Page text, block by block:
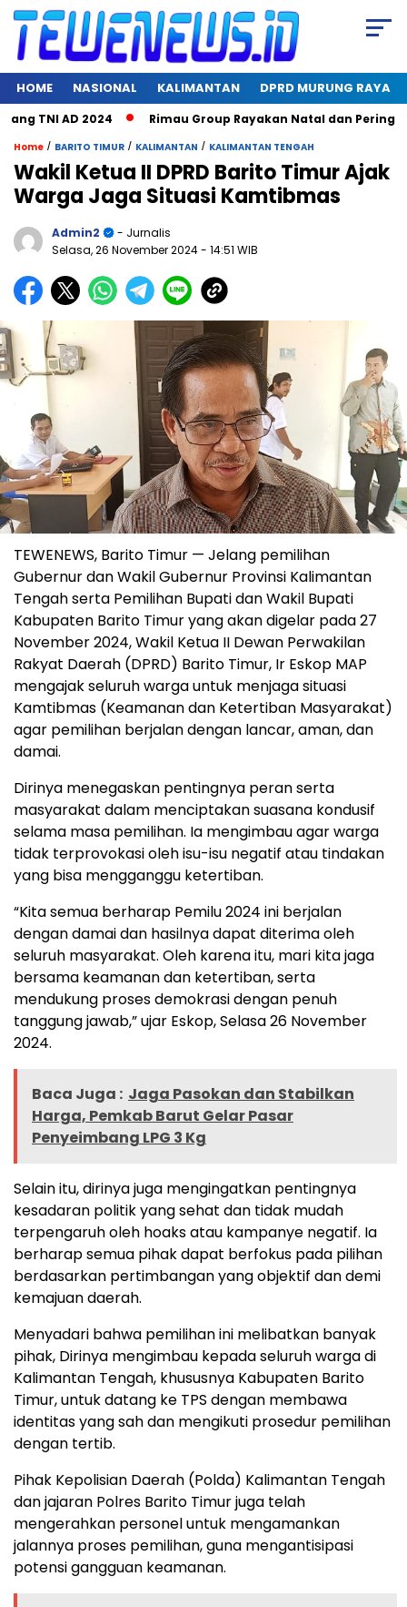
HOME NASIONAL KALIMANTAN DPRD MURUNG RAYA
TNI AD 2024 Rimau Group Rayakan Natal dan Peringati
Home / BARITO TIMUR / KALIMANTAN / KALIMANTAN TENGAH
Wakil Ketua II DPRD Barito Timur Ajak
Warga Jaga Situasi Kamtibmas
Admin2
- Jurnalis
Selasa, 26 November 2024- 14:51 WIB
TEWENEWS, Barito Timur — Jelang pemilihan
Gubernur dan Wakil Gubernur Provinsi Kalimantan
Tengah serta Pemilihan Bupati dan Wakil Bupati
Kabupaten Barito Timur yang akan digelar pada 27
November 2024, Wakil Ketua II Dewan Perwakilan
Rakyat Daerah (DPRD) Barito Timur, Ir Eskop MAP
mengajak seluruh warga untuk menjaga situasi
Kamtibmas (Keamanan dan Ketertiban Masyarakat)
agar pemilihan berjalan dengan lancar, aman, dan
damai.
Dirinya menegaskan pentingnya peran serta
masyarakat dalam menciptakan suasana kondusif
selama masa pemilihan. Ia mengimbau agar warga
tidak terprovokasi oleh isu-isu negatif atau tindakan
yang bisa mengganggu ketertiban.
“Kita semua berharap Pemilu 2024 ini berjalan
dengan damai dan hasilnya dapat diterima oleh
seluruh masyarakat. Oleh karena itu, mari kita jaga
bersama keamanan dan ketertiban, serta
mendukung proses demokrasi dengan penuh
tanggung jawab,” ujar Eskop, Selasa 26 November
2024.
Baca Juga : Jaga Pasokan dan Stabilkan
Harga, Pemkab Barut Gelar Pasar
Penyeimbang LPG 3 Kg
Selain itu, dirinya juga mengingatkan pentingnya
kesadaran politik yang sehat dan tidak mudah
terpengaruh oleh hoaks atau kampanye negatif. Ia
berharap semua pihak dapat berfokus pada pilihan
berdasarkan pertimbangan yang objektif dan demi
kemajuan daerah.
Menyadari bahwa pemilihan ini melibatkan banyak
pihak, Dirinya mengimbau kepada seluruh warga di
Kalimantan Tengah, khususnya Kabupaten Barito
Timur, untuk datang ke TPS dengan membawa
identitas yang sah dan mengikuti prosedur pemilihan
dengan tertib.
Pihak Kepolisian Daerah (Polda) Kalimantan Tengah
dan jajaran Polres Barito Timur juga telah
mengerahkan personel untuk mengamankan
jalannya proses pemilihan, guna mengantisipasi
potensi gangguan keamanan.